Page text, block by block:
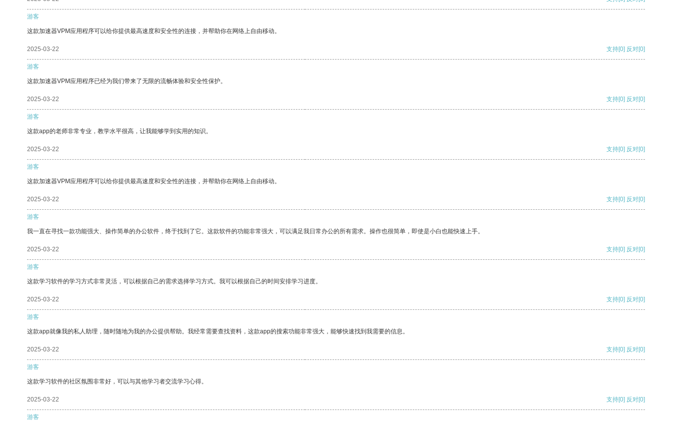
游客
这款加速器VPM应用程序可以给你提供最高速度和安全性的连接，并帮助你在网络上自由移动。
2025-03-22 支持[0] 反对[0]
游客
这款加速器VPM应用程序已经为我们带来了无限的流畅体验和安全性保护。
2025-03-22 支持[0] 反对[0]
游客
这款app的老师非常专业，教学水平很高，让我能够学到实用的知识。
2025-03-22 支持[0] 反对[0]
游客
这款加速器VPM应用程序可以给你提供最高速度和安全性的连接，并帮助你在网络上自由移动。
2025-03-22 支持[0] 反对[0]
游客
我一直在寻找一款功能强大、操作简单的办公软件，终于找到了它。这款软件的功能非常强大，可以满足我日常办公的所有需求。操作也很简单，即使是小白也能快速上手。
2025-03-22 支持[0] 反对[0]
游客
这款学习软件的学习方式非常灵活，可以根据自己的需求选择学习方式。我可以根据自己的时间安排学习进度。
2025-03-22 支持[0] 反对[0]
游客
这款app就像我的私人助理，随时随地为我的办公提供帮助。我经常需要查找资料，这款app的搜索功能非常强大，能够快速找到我需要的信息。
2025-03-22 支持[0] 反对[0]
游客
这款学习软件的社区氛围非常好，可以与其他学习者交流学习心得。
2025-03-22 支持[0] 反对[0]
游客